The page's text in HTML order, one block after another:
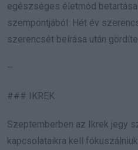
egészséges életmód
szempontjából. Hét év
szerencsét beírása után
—
### IKREK
Szeptemberben az Ikrek jegy
kapcsolataikra kell